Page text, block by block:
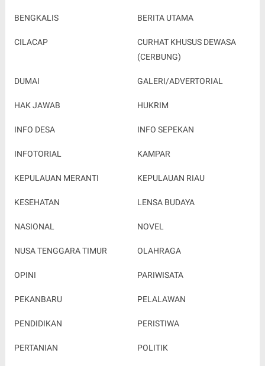
BENGKALIS BERITA UTAMA
CILACAP
CURHAT KHUSUS DEWASA
(CERBUNG)
DUMAI GALERI/ADVERTORIAL
HAK JAWAB HUKRIM
INFO DESA INFO SEPEKAN
INFOTORIAL KAMPAR
KEPULAUAN MERANTI KEPULAUAN RIAU
KESEHATAN LENSA BUDAYA
NASIONAL NOVEL
NUSA TENGGARA TIMUR OLAHRAGA
OPINI PARIWISATA
PEKANBARU PELALAWAN
PENDIDIKAN PERISTIWA
PERTANIAN POLITIK